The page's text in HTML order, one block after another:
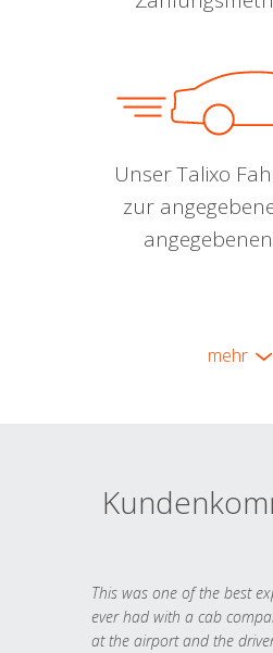
Unser Talixo
zur
mehr
This was one of the best
ever had with a cab
at the airport and the